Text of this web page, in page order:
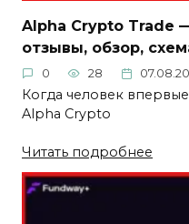
Alpha Crypto Trade
отзывы, обзор,
0 28
Когда человек
Alpha Crypto
Читать подробнее